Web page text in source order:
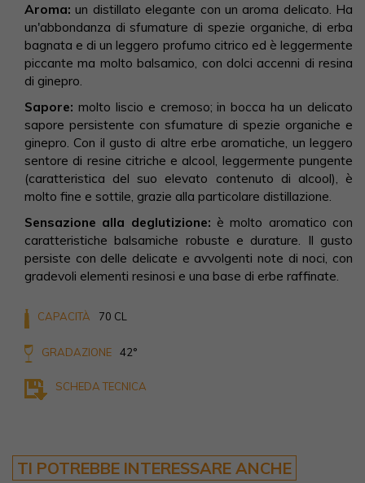
Aroma:un distillato elegante con un aroma delicato. Ha
un'abbondanza di sfumature di spezie organiche, di erba
bagnata e di un leggero profumo citrico ed è leggermente
piccante ma molto balsamico, con dolci accenni di resina
di ginepro.
Sapore: molto liscio e cremoso; in bocca ha un delicato
sapore persistente con sfumature di spezie organiche e
ginepro. Con il gusto di altre erbe aromatiche, un leggero
sentore di resine citriche e alcool, leggermente pungente
(caratteristica del suo elevato contenuto di alcool), è
molto fine e sottile, grazie alla particolare distillazione.
Sensazione alla deglutizione: è molto aromatico con
caratteristiche balsamiche robuste e durature. Il gusto
persiste con delle delicate e avvolgenti note di noci, con
gradevoli elementi resinosi e una base di erbe raffinate.
CAPACITÀ 70 CL
GRADAZIONE 42°
SCHEDA TECNICA
TI POTREBBE INTERESSARE ANCHE